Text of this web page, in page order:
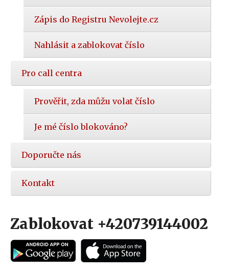
Zápis do Registru Nevolejte.cz
Nahlásit a zablokovat číslo
Pro call centra
Prověřit, zda můžu volat číslo
Je mé číslo blokováno?
Doporučte nás
Kontakt
Zablokovat +420739144002